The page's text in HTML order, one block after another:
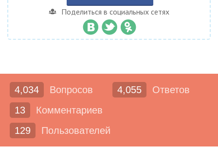
Поделиться в социальных сетях
4,034 Вопросов 4,055
Ответов
13
Комментариев
129
Пользователей